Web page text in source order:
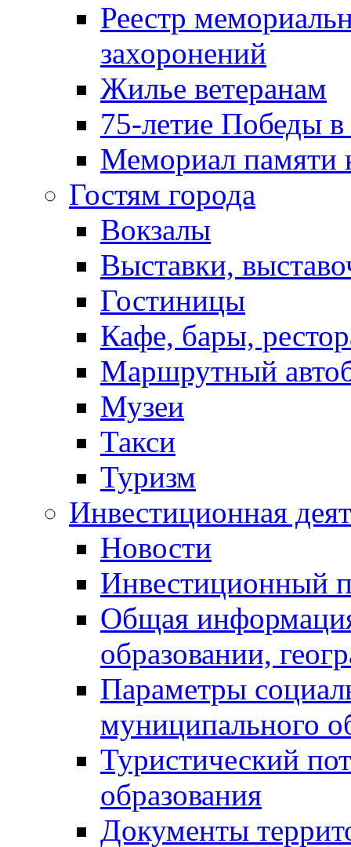
Реестр
захоронений
Жилье ветеранам
75-летие Победы
Мемориал памяти
Гостям города
Вокзалы
Выставки,
Гостиницы
Кафе, бары,
Маршрутный
Музеи
Такси
Туризм
Инвестиционная
Новости
Инвестиционный
Общая
образовании,
Параметры
муниципального
Туристический
образования
Документы